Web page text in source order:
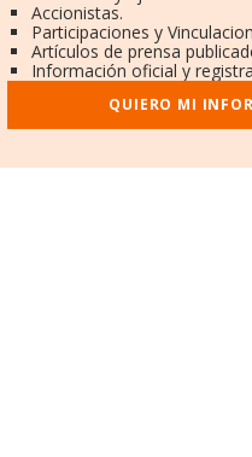
Accionistas.
Participaciones y
Artículos de prensa
Información oficial y
QUIERO MI